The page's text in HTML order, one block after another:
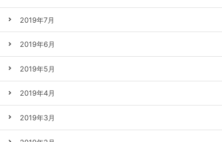
2019年7月
2019年6月
2019年5月
2019年4月
2019年3月